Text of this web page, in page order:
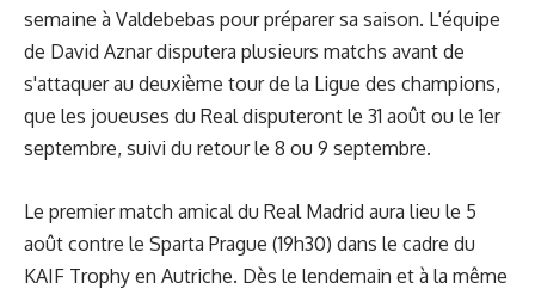
semaine à Valdebebas pour préparer sa saison. L'équipe
de David Aznar disputera plusieurs matchs avant de
s'attaquer au deuxième tour de la Ligue des champions,
que les joueuses du Real disputeront le 31 août ou le 1er
septembre, suivi du retour le 8 ou 9 septembre.
Le premier match amical du Real Madrid aura lieu le 5
août contre le Sparta Prague (19h30) dans le cadre du
KAIF Trophy en Autriche. Dès le lendemain et à la même